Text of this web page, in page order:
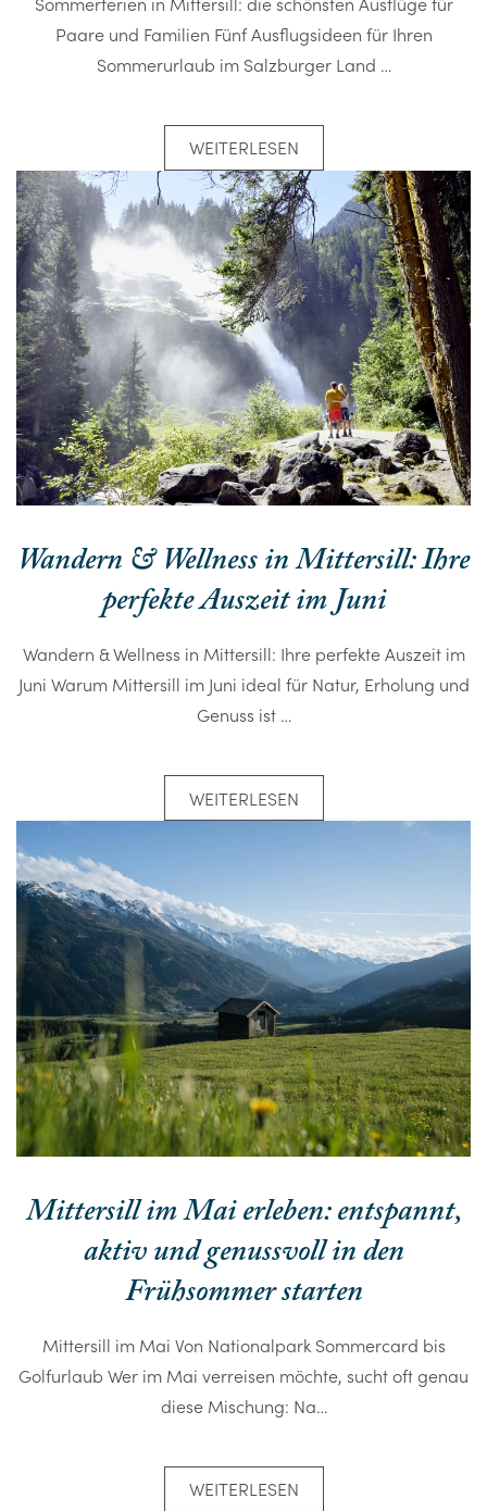
Paare und Familien Fünf Ausflugsideen für Ihren
Sommerurlaub im Salzburger Land …
WEITERLESEN
Wandern & Wellness in Mittersill: Ihre
perfekte Auszeit im Juni
Wandern & Wellness in Mittersill: Ihre perfekte Auszeit im
Juni Warum Mittersill im Juni ideal für Natur, Erholung und
Genuss ist …
WEITERLESEN
Mittersill im Mai erleben: entspannt,
aktiv und genussvoll in den
Frühsommer starten
Mittersill im Mai Von Nationalpark Sommercard bis
Golfurlaub Wer im Mai verreisen möchte, sucht oft genau
diese Mischung: Na…
WEITERLESEN